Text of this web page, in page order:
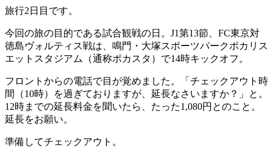
旅行2日目です。
今回の旅の目的である試合観戦の日。J1第13節、FC東京対
徳島ヴォルティス戦は、鳴門・大塚スポーツパークポカリス
エットスタジアム（通称ポカスタ）で14時キックオフ。
フロントからの電話で目が覚めました。「チェックアウト時
間（10時）を過ぎておりますが、延長なさいますか？」と。
12時までの延長料金を聞いたら、たった1,080円とのこと。
延長をお願い。
準備してチェックアウト。